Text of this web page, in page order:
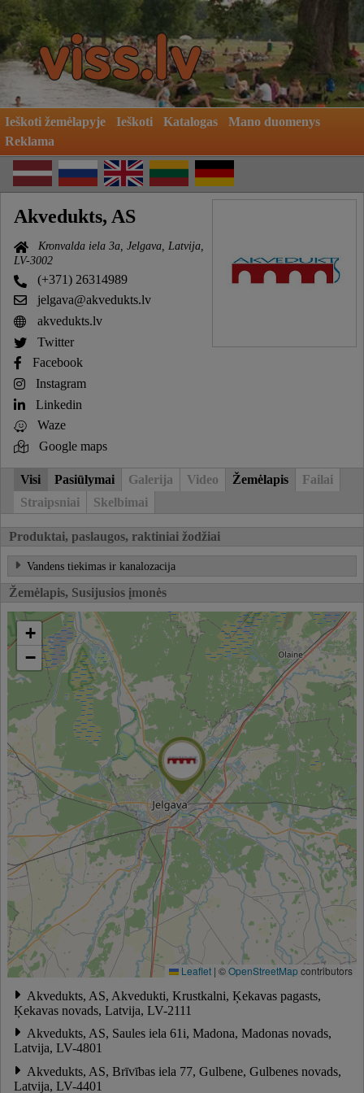
Ieškoti žemėlapyje Ieškoti Katalogas
Mano duomenys
Reklama
Akvedukts, AS
Kronvalda iela 3a, Jelgava, Latvija,
LV-3002
(+371) 26314989
jelgava@akvedukts.lv
akvedukts.lv
Twitter
Facebook
Instagram
Linkedin
Waze
Google maps
Visi Pasiūlymai Galerija Video Žemėlapis
Failai
Straipsniai
Skelbimai
Produktai, paslaugos, raktiniai žodžiai
Vandens tiekimas ir kanalozacija
Žemėlapis, Susijusios įmonės
+
−
Leaflet | ©OpenStreetMapcontributors
Akvedukts, AS, Akvedukti, Krustkalni, Ķekavas pagasts,
Ķekavas novads, Latvija, LV-2111
Akvedukts, AS, Saules iela 61i, Madona, Madonas novads,
Latvija, LV-4801
Akvedukts, AS, Brīvības iela 77, Gulbene, Gulbenes novads,
Latvija, LV-4401